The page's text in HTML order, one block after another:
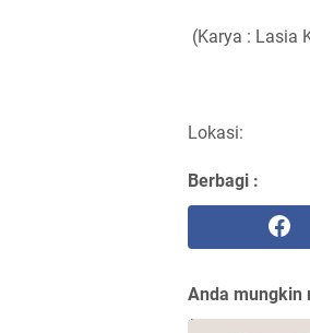
(Karya : Lasia
Lokasi:
Berbagi :
Anda mungkin